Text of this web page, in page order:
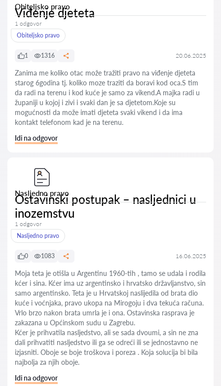
Obiteljsko pravo
Viđenje djeteta
1 odgovor
Obiteljsko pravo
1 1316 20.06.2025
Zanima me koliko otac može tražiti pravo na viđenje djeteta
starog 6godina tj. koliko moze traziti da boravi kod oca.S tim
da radi na terenu i kod kuće je samo za vikend.A majka radi u
županiji u kojoj i zivi i svaki dan je sa djetetom.Koje su
mogućnosti da može imati djeteta svaki vikend i da ima
kontakt telefonom kad je na terenu.
Idi na odgovor
Nasljedno pravo
Ostavinski postupak – nasljednici u
inozemstvu
1 odgovor
Nasljedno pravo
0 1083 16.06.2025
Moja teta je otišla u Argentinu 1960-tih , tamo se udala i rodila
kćer i sina. Kćer ima uz argentinsko i hrvatsko državljanstvo, sin
samo argentinsko. Teta je u Hrvatskoj naslijedila od brata dio
kuće i voćnjaka, pravo ukopa na Mirogoju i dva tekuća računa.
Vrlo brzo nakon brata umrla je i ona. Ostavinska rasprava je
zakazana u Općinskom sudu u Zagrebu.
Kćer je prihvatila nasljedstvo, ali se sada dvoumi, a sin ne zna
dali prihvatiti nasljedstvo ili ga se odreći ili se jednostavno ne
izjasniti. Oboje se boje troškova i poreza . Koja solucija bi bila
najbolja za njih oboje.
Idi na odgovor